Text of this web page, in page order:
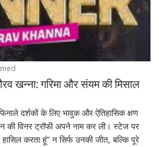
खन्ना: गरिमा और संयम की मिसाल
दर्शकों के लिए भावुक और ऐतिहासिक क्षण
की विनर ट्रॉफी अपने नाम कर ली। स्टेज पर
करता हूं” न सिर्फ उनकी जीत, बल्कि पूरे